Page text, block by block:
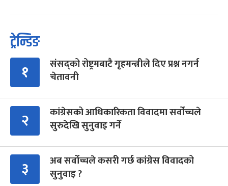
ट्रेन्डिङ
१
संसद्को रोष्ट्रमबाटै गृहमन्त्रीले दिए प्रश्न नगर्न
चेतावनी
२
कांग्रेसको आधिकारिकता विवादमा सर्वोच्चले
सुरुदेखि सुनुवाइ गर्ने
३
अब सर्वोच्चले कसरी गर्छ कांग्रेस विवादको
सुनुवाइ ?